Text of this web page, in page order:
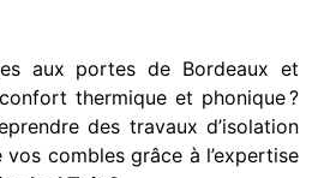
aux portes de Bordeaux et
thermique et phonique ?
des travaux d’isolation
combles grâce à l’expertise